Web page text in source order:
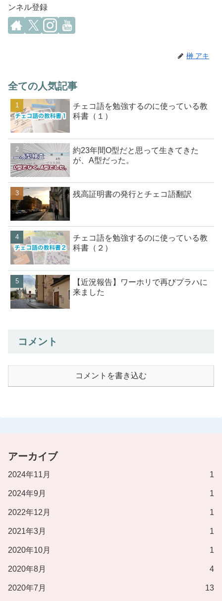
ンネル登録
榊 アキ
全ての人気記事
チェコ語を勉強するのに使っている教
科書（１）
約23年間O型だと思って生きてきた
が、A型だった。
残高証明書の発行とチェコ語翻訳
チェコ語を勉強するのに使っている教
科書（２）
【近況報告】ワーホリで再びプラハに
来ました
コメント
コメントを書き込む
アーカイブ
2024年11月 1
2024年9月 1
2022年12月 1
2021年3月 1
2020年10月 1
2020年8月 4
2020年7月 13